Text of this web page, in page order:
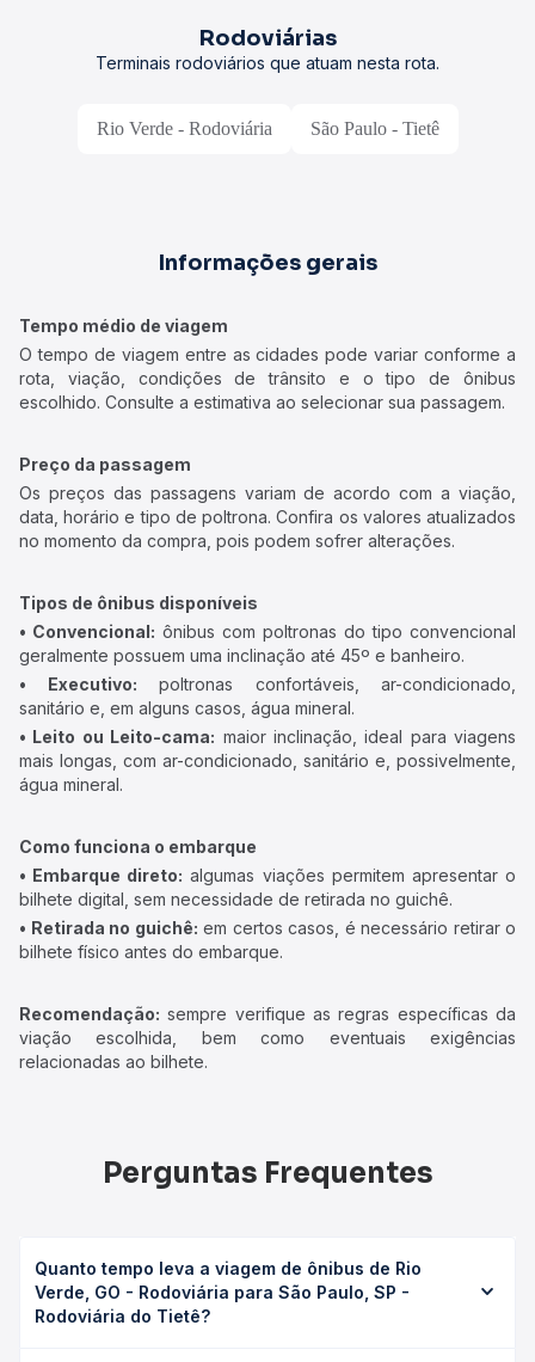
Rodoviárias
Terminais rodoviários que atuam nesta rota.
Rio Verde - Rodoviária São Paulo - Tietê
Informações gerais
Tempo médio de viagem
O tempo de viagem entre as cidades pode variar conforme a
rota, viação, condições de trânsito e o tipo de ônibus
escolhido. Consulte a estimativa ao selecionar sua passagem.
Preço da passagem
Os preços das passagens variam de acordo com a viação,
data, horário e tipo de poltrona. Confira os valores atualizados
no momento da compra, pois podem sofrer alterações.
Tipos de ônibus disponíveis
• Convencional: ônibus com poltronas do tipo convencional
geralmente possuem uma inclinação até 45º e banheiro.
• Executivo: poltronas confortáveis, ar-condicionado,
sanitário e, em alguns casos, água mineral.
• Leito ou Leito-cama: maior inclinação, ideal para viagens
mais longas, com ar-condicionado, sanitário e, possivelmente,
água mineral.
Como funciona o embarque
• Embarque direto: algumas viações permitem apresentar o
bilhete digital, sem necessidade de retirada no guichê.
• Retirada no guichê: em certos casos, é necessário retirar o
bilhete físico antes do embarque.
Recomendação: sempre verifique as regras específicas da
viação escolhida, bem como eventuais exigências
relacionadas ao bilhete.
Perguntas Frequentes
Quanto tempo leva a viagem de ônibus de Rio
Verde, GO - Rodoviária para São Paulo, SP -
Rodoviária do Tietê?